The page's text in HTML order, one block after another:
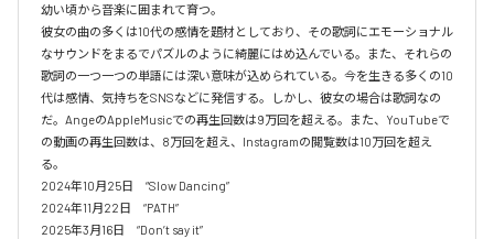
幼い頃から音楽に囲まれて育つ。
彼女の曲の多くは10代の感情を題材としており、その歌詞にエモーショナル
なサウンドをまるでパズルのように綺麗にはめ込んでいる。また、それらの
歌詞の一つ一つの単語には深い意味が込められている。今を生きる多くの10
代は感情、気持ちをSNSなどに発信する。しかし、彼女の場合は歌詞なの
だ。AngeのAppleMusicでの再生回数は9万回を超える。また、YouTubeで
の動画の再生回数は、8万回を超え、Instagramの閲覧数は10万回を超え
る。
2024年10月25日　“Slow Dancing”
2024年11月22日　“PATH”
2025年3月16日　“Don’t say it”